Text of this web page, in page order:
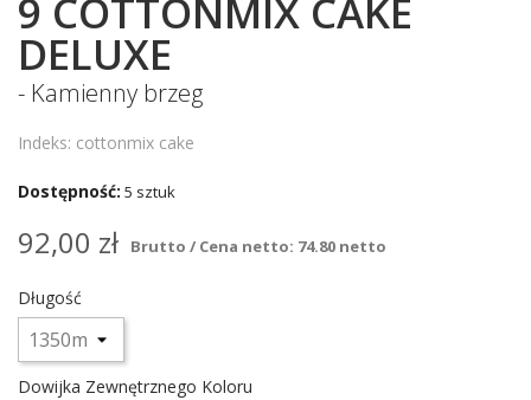
9 COTTONMIX CAKE
DELUXE
- Kamienny brzeg
Indeks: cottonmix cake
Dostępność: 5 sztuk
92,00 zł Brutto / Cena netto: 74.80 netto
Długość
Dowijka Zewnętrznego Koloru